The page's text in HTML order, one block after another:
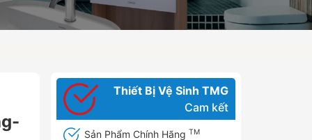
Thiết Bị Vệ Sinh TMG
Cam kết
Sản Phẩm Chính Hãng TM